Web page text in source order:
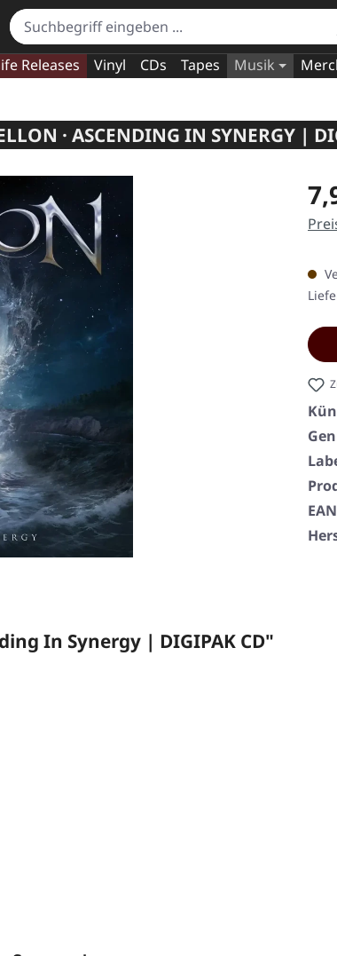
Releases Vinyl CDs Tapes Musik
· ASCENDING IN SYNERGY |
In Synergy | DIGIPAK CD"